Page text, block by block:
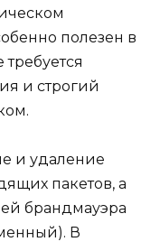
полезен в
и строгий
и удаление
пакетов, а
брандмауэра
В